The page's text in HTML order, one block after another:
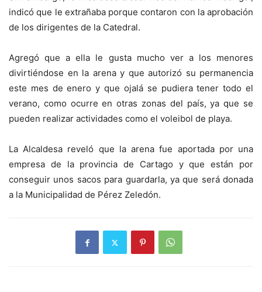
indicó que le extrañaba porque contaron con la aprobación
de los dirigentes de la Catedral.
Agregó que a ella le gusta mucho ver a los menores
divirtiéndose en la arena y que autorizó su permanencia
este mes de enero y que ojalá se pudiera tener todo el
verano, como ocurre en otras zonas del país, ya que se
pueden realizar actividades como el voleibol de playa.
La Alcaldesa reveló que la arena fue aportada por una
empresa de la provincia de Cartago y que están por
conseguir unos sacos para guardarla, ya que será donada
a la Municipalidad de Pérez Zeledón.